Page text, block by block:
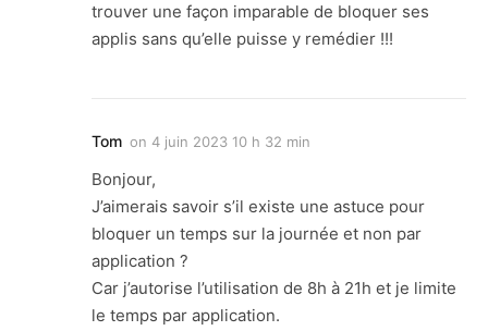
trouver une façon imparable de bloquer ses
applis sans qu’elle puisse y remédier !!!
Tom on 4 juin 2023 10 h 32 min
Bonjour,
J’aimerais savoir s’il existe une astuce pour
bloquer un temps sur la journée et non par
application ?
Car j’autorise l’utilisation de 8h à 21h et je limite
le temps par application.